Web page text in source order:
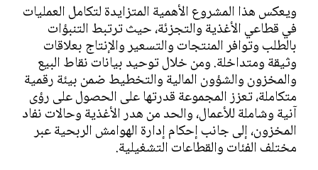
ويعكس هذا المشروع الأهمية المتزايدة لتكامل العمليات
في قطاعي الأغذية والتجزئة، حيث ترتبط التنبؤات
بالطلب وتوافر المنتجات والتسعير والإنتاج بعلاقات
وثيقة ومتداخلة. ومن خلال توحيد بيانات نقاط البيع
والمخزون والشؤون المالية والتخطيط ضمن بيئة رقمية
متكاملة، تعزز المجموعة قدرتها على الحصول على رؤى
آنية وشاملة للأعمال، والحد من هدر الأغذية وحالات نفاد
المخزون، إلى جانب إحكام إدارة الهوامش الربحية عبر
مختلف الفئات والقطاعات التشغيلية.